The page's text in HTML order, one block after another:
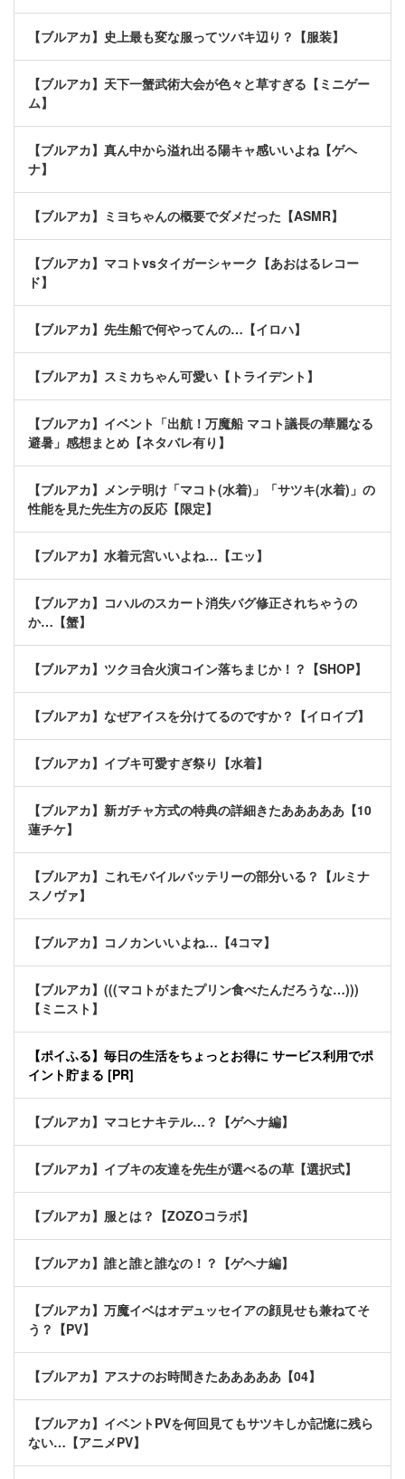
【ブルアカ】史上最も変な服ってツバキ辺り？【服装】
【ブルアカ】天下一蟹武術大会が色々と草すぎる【ミニゲー
ム】
【ブルアカ】真ん中から溢れ出る陽キャ感いいよね【ゲヘ
ナ】
【ブルアカ】ミヨちゃんの概要でダメだった【ASMR】
【ブルアカ】マコトvsタイガーシャーク【あおはるレコー
ド】
【ブルアカ】先生船で何やってんの…【イロハ】
【ブルアカ】スミカちゃん可愛い【トライデント】
【ブルアカ】イベント「出航！万魔船 マコト議長の華麗なる
避暑」感想まとめ【ネタバレ有り】
【ブルアカ】メンテ明け「マコト(水着)」「サツキ(水着)」の
性能を見た先生方の反応【限定】
【ブルアカ】水着元宮いいよね…【エッ】
【ブルアカ】コハルのスカート消失バグ修正されちゃうの
か…【蟹】
【ブルアカ】ツクヨ合火演コイン落ちまじか！？【SHOP】
【ブルアカ】なぜアイスを分けてるのですか？【イロイブ】
【ブルアカ】イブキ可愛すぎ祭り【水着】
【ブルアカ】新ガチャ方式の特典の詳細きたあああああ【10
蓮チケ】
【ブルアカ】これモバイルバッテリーの部分いる？【ルミナ
スノヴァ】
【ブルアカ】コノカンいいよね…【4コマ】
【ブルアカ】(((マコトがまたプリン食べたんだろうな…)))
【ミニスト】
【ポイふる】毎日の生活をちょっとお得に サービス利用でポ
イント貯まる [PR]
【ブルアカ】マコヒナキテル…？【ゲヘナ編】
【ブルアカ】イブキの友達を先生が選べるの草【選択式】
【ブルアカ】服とは？【ZOZOコラボ】
【ブルアカ】誰と誰と誰なの！？【ゲヘナ編】
【ブルアカ】万魔イベはオデュッセイアの顔見せも兼ねてそ
う？【PV】
【ブルアカ】アスナのお時間きたあああああ【04】
【ブルアカ】イベントPVを何回見てもサツキしか記憶に残ら
ない…【アニメPV】